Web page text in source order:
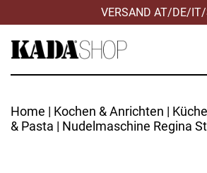
VERSAND AT/DE/
Home | Kochen & Anrichten |
& Pasta | Nudelmaschine Regina